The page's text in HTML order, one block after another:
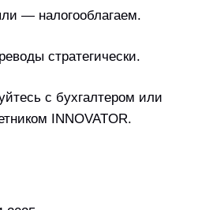
— налогооблагаем.
стратегически.
с бухгалтером или
INNOVATOR.